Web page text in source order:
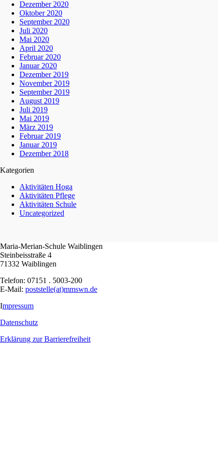
Dezember 2020
Oktober 2020
September 2020
Juli 2020
Mai 2020
April 2020
Februar 2020
Januar 2020
Dezember 2019
November 2019
September 2019
August 2019
Juli 2019
Mai 2019
März 2019
Februar 2019
Januar 2019
Dezember 2018
Kategorien
Aktivitäten Hoga
Aktivitäten Pflege
Aktivitäten Schule
Uncategorized
Maria-Merian-Schule Waiblingen
Steinbeisstraße 4
71332 Waiblingen
Telefon: 07151 . 5003-200
E-Mail: poststelle(at)mmswn.de
Impressum
Datenschutz
Erklärung zur Barrierefreiheit